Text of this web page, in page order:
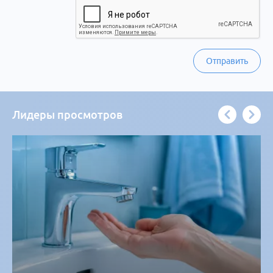
Отправить
Лидеры просмотров